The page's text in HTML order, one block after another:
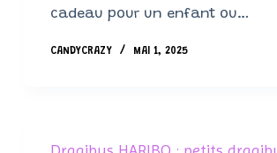
cadeau pour un enfant ou…
CANDYCRAZY MAI 1, 2025